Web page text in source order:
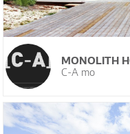
MONOLITH
C-A mo